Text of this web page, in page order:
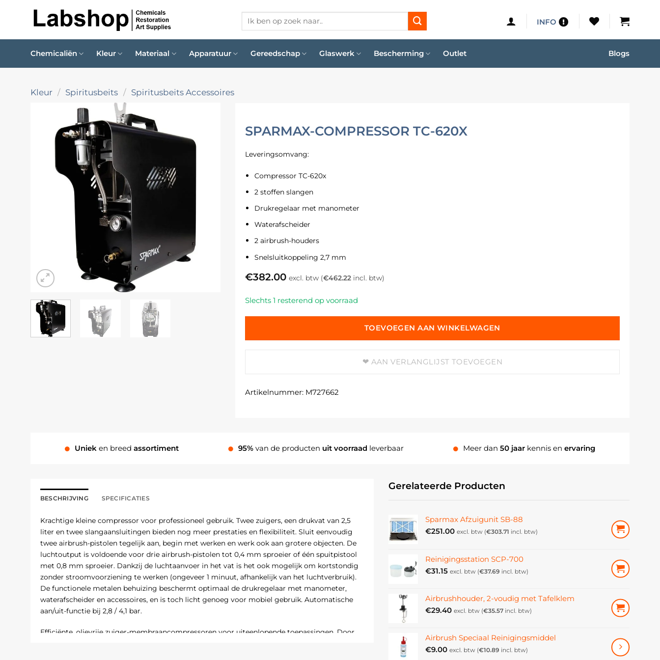
Zoeken
INFO
Chemicaliën Kleur Materiaal Apparatuur Gereedschap Glaswerk Bescherming Outlet Blogs
Kleur / Spiritusbeits / Spiritusbeits Accessoires
SPARMAX-COMPRESSOR TC-620X
Leveringsomvang:
Compressor TC-620x
2 stoffen slangen
Drukregelaar met manometer
Waterafscheider
2 airbrush-houders
Snelsluitkoppeling 2,7 mm
€382.00 excl. btw (€462.22incl. btw)
Slechts 1 resterend op voorraad
TOEVOEGEN AAN WINKELWAGEN
AAN VERLANGLIJST TOEVOEGEN
Artikelnummer: M727662
Unieken breedassortiment 95%van de producten uit voorraad leverbaar Meer dan 50 jaarkennis en ervaring
BESCHRIJVING SPECIFICATIES
Krachtige kleine compressor voor professioneel gebruik. Twee zuigers, een drukvat van 2,5
liter en twee slangaansluitingen bieden nog meer prestaties en flexibiliteit. Sluit eenvoudig
twee airbrush-pistolen tegelijk aan, begin met werken en werk ook aan grotere objecten. De
luchtoutput is voldoende voor drie airbrush-pistolen tot 0,4 mm sproeier of één spuitpistool
met 0,8 mm sproeier. Dankzij de luchtaanvoer in het vat is het ook mogelijk om kortstondig
zonder stroomvoorziening te werken (ongeveer 1 minuut, afhankelijk van het luchtverbruik).
De functionele metalen behuizing beschermt optimaal de drukregelaar met manometer,
waterafscheider en accessoires, en is toch licht genoeg voor mobiel gebruik. Automatische
aan/uit-functie bij 2,8 / 4,1 bar.
Efficiënte, olievrije zuiger-membraancompressoren voor uiteenlopende toepassingen. Door
Gerelateerde Producten
Sparmax Afzuigunit SB-88
€251.00 excl. btw (€303.71 incl. btw)
Reinigingsstation SCP-700
€31.15 excl. btw (€37.69 incl. btw)
Airbrushhouder, 2-voudig met Tafelklem
€29.40 excl. btw (€35.57 incl. btw)
Airbrush Speciaal Reinigingsmiddel
€9.00 excl. btw (€10.89 incl. btw)